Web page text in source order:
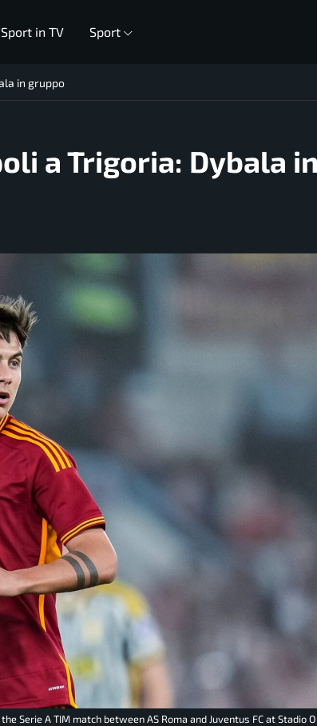
Sport in TV Sport
in gruppo
a Trigoria: Dybala in
Serie A TIM match between AS Roma and Juventus FC at Stadio